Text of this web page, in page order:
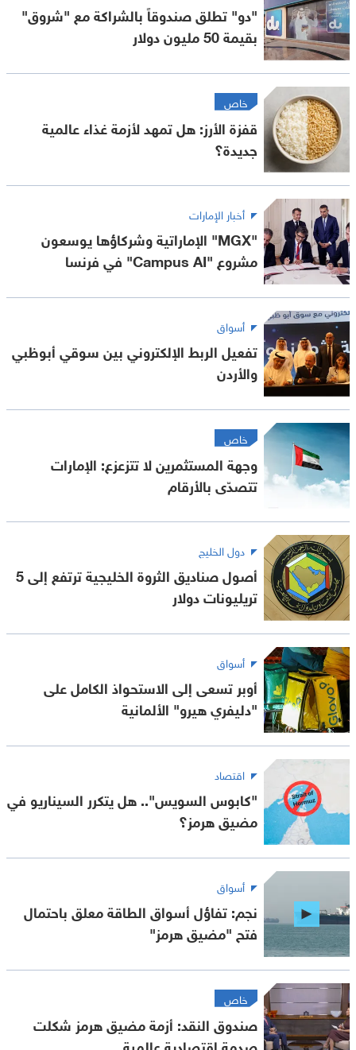
"دو" تطلق صندوقاً بالشراكة مع "شروق"
بقيمة 50 مليون دولار
خاص
قفزة الأرز: هل تمهد لأزمة غذاء عالمية
جديدة؟
أخبار الإمارات
"MGX" الإماراتية وشركاؤها يوسعون
مشروع "Campus AI" في فرنسا
أسواق
تفعيل الربط الإلكتروني بين سوقي أبوظبي
والأردن
خاص
وجهة المستثمرين لا تتزعزع: الإمارات
تتصدّى بالأرقام
دول الخليج
أصول صناديق الثروة الخليجية ترتفع إلى 5
تريليونات دولار
أسواق
أوبر تسعى إلى الاستحواذ الكامل على
"دليفري هيرو" الألمانية
اقتصاد
"كابوس السويس".. هل يتكرر السيناريو في
مضيق هرمز؟
أسواق
نجم: تفاؤل أسواق الطاقة معلق باحتمال
فتح "مضيق هرمز"
خاص
صندوق النقد: أزمة مضيق هرمز شكلت